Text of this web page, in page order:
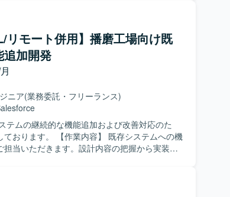
ーと連携しながら着実にタスクを遂行できる
システムの改善まで幅広い工程に携わることが
のスキルを総合的に高めていただけます。
、Git を用いたWebシステム開発環境となり
リモート併用】播磨工場向け既
追加開発
ニア(業務委託・フリーランス)
テムの継続的な機能追加および改善対応のた
容】 既存システムへの機
担当いただきます。設計内容の把握から実装、